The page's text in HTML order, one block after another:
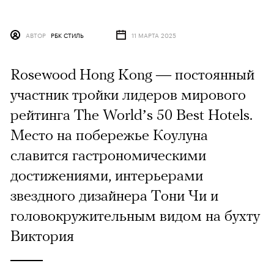
АВТОР РБК СТИЛЬ 11 МАРТА 2025
Rosewood Hong Kong — постоянный
участник тройки лидеров мирового
рейтинга The World’s 50 Best Hotels.
Место на побережье Коулуна
славится гастрономическими
достижениями, интерьерами
звездного дизайнера Тони Чи и
головокружительным видом на бухту
Виктория